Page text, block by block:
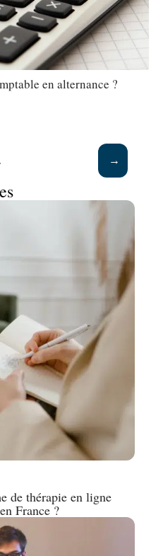
en alternance ?
de thérapie en ligne
France ?